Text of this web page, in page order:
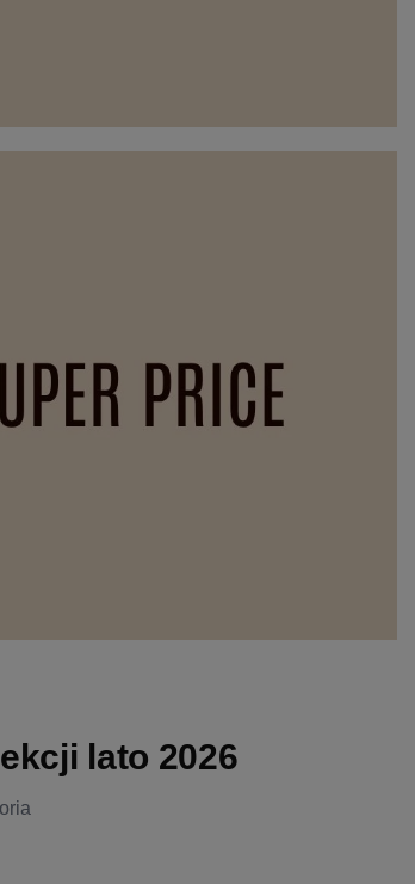
lato 2026